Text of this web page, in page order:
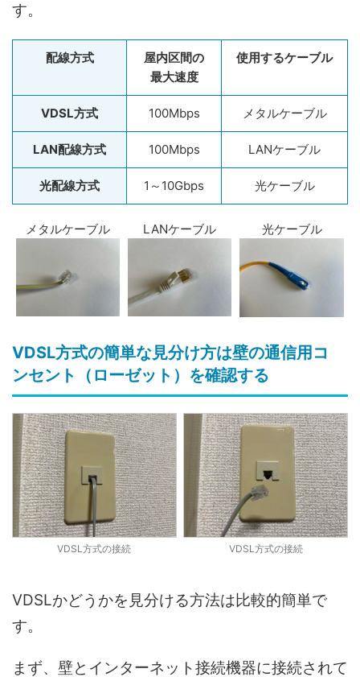
す。
配線方式
屋内区間の
最大速度
使用するケーブル
VDSL方式 100Mbps メタルケーブル
LAN配線方式 100Mbps LANケーブル
光配線方式 1～10Gbps 光ケーブル
メタルケーブル LANケーブル 光ケーブル
VDSL方式の簡単な見分け方は壁の通信用コ
ンセント（ローゼット）を確認する
VDSL方式の接続 VDSL方式の接続
VDSLかどうかを見分ける方法は比較的簡単で
す。
まず、壁とインターネット接続機器に接続されて